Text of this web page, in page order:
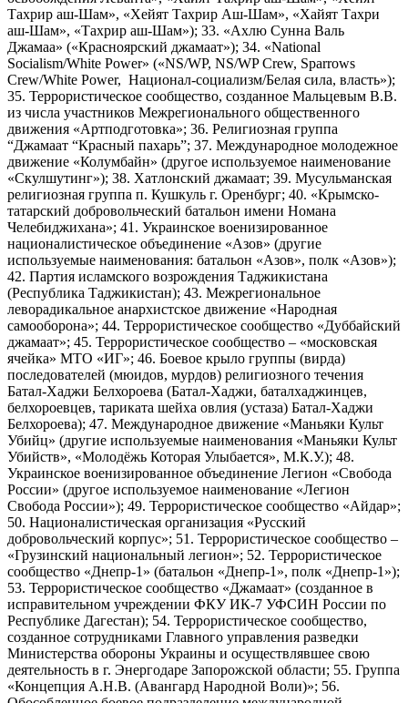
Тахрир аш-Шам», «Хейят Тахрир Аш-Шам», «Хайят Тахри
аш-Шам», «Тахрир аш-Шам»); 33. «Ахлю Сунна Валь
Джамаа» («Красноярский джамаат»); 34. «National
Socialism/White Power» («NS/WP, NS/WP Crew, Sparrows
Crew/White Power, Национал-социализм/Белая сила, власть»);
35. Террористическое сообщество, созданное Мальцевым В.В.
из числа участников Межрегионального общественного
движения «Артподготовка»; 36. Религиозная группа
“Джамаат “Красный пахарь”; 37. Международное молодежное
движение «Колумбайн» (другое используемое наименование
«Скулшутинг»); 38. Хатлонский джамаат; 39. Мусульманская
религиозная группа п. Кушкуль г. Оренбург; 40. «Крымско-
татарский добровольческий батальон имени Номана
Челебиджихана»; 41. Украинское военизированное
националистическое объединение «Азов» (другие
используемые наименования: батальон «Азов», полк «Азов»);
42. Партия исламского возрождения Таджикистана
(Республика Таджикистан); 43. Межрегиональное
леворадикальное анархистское движение «Народная
самооборона»; 44. Террористическое сообщество «Дуббайский
джамаат»; 45. Террористическое сообщество – «московская
ячейка» МТО «ИГ»; 46. Боевое крыло группы (вирда)
последователей (мюидов, мурдов) религиозного течения
Батал-Хаджи Белхороева (Батал-Хаджи, баталхаджинцев,
белхороевцев, тариката шейха овлия (устаза) Батал-Хаджи
Белхороева); 47. Международное движение «Маньяки Культ
Убийц» (другие используемые наименования «Маньяки Культ
Убийств», «Молодёжь Которая Улыбается», М.К.У.); 48.
Украинское военизированное объединение Легион «Свобода
России» (другое используемое наименование «Легион
Свобода России»); 49. Террористическое сообщество «Айдар»;
50. Националистическая организация «Русский
добровольческий корпус»; 51. Террористическое сообщество –
«Грузинский национальный легион»; 52. Террористическое
сообщество «Днепр-1» (батальон «Днепр-1», полк «Днепр-1»);
53. Террористическое сообщество «Джамаат» (созданное в
исправительном учреждении ФКУ ИК-7 УФСИН России по
Республике Дагестан); 54. Террористическое сообщество,
созданное сотрудниками Главного управления разведки
Министерства обороны Украины и осуществлявшее свою
деятельность в г. Энергодаре Запорожской области; 55. Группа
«Концепция А.Н.В. (Авангард Народной Воли)»; 56.